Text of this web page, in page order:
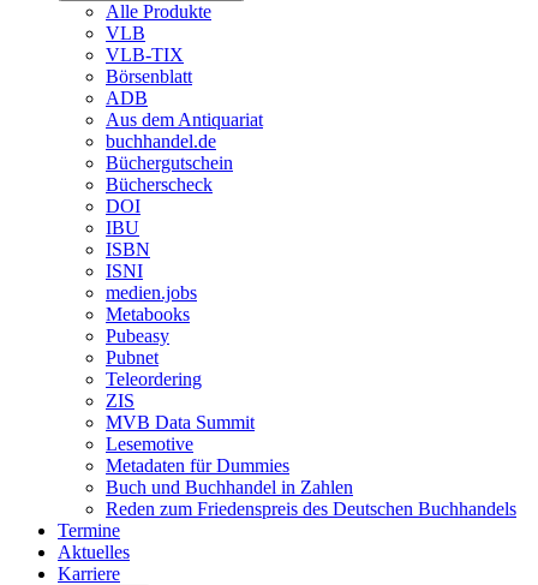
Alle Produkte
VLB
VLB-TIX
Börsenblatt
ADB
Aus dem Antiquariat
buchhandel.de
Büchergutschein
Bücherscheck
DOI
IBU
ISBN
ISNI
medien.jobs
Metabooks
Pubeasy
Pubnet
Teleordering
ZIS
MVB Data Summit
Lesemotive
Metadaten für Dummies
Buch und Buchhandel in Zahlen
Reden zum Friedenspreis des Deutschen Buchhandels
Termine
Aktuelles
Karriere